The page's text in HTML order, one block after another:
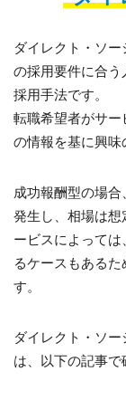
ダイレクト・ソ
の採用要件に合
採用手法です。
転職希望者がサ
の情報を基に興味
成功報酬型の場
発生し、相場は
ービスによって
るケースもある
す。
ダイレクト・ソ
は、以下の記事で